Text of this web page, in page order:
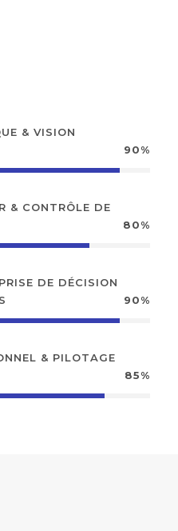
& VISION
90%
& CONTRÔLE DE
80%
DE DÉCISION
90%
& PILOTAGE
85%